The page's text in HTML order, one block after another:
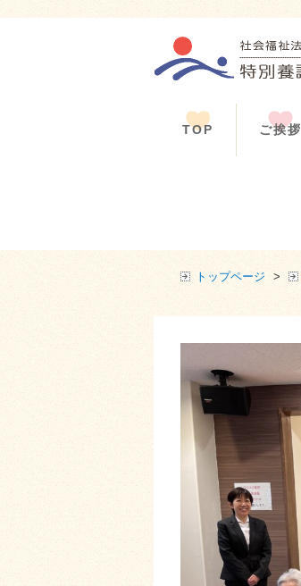
TOP ご挨拶
トップページ >